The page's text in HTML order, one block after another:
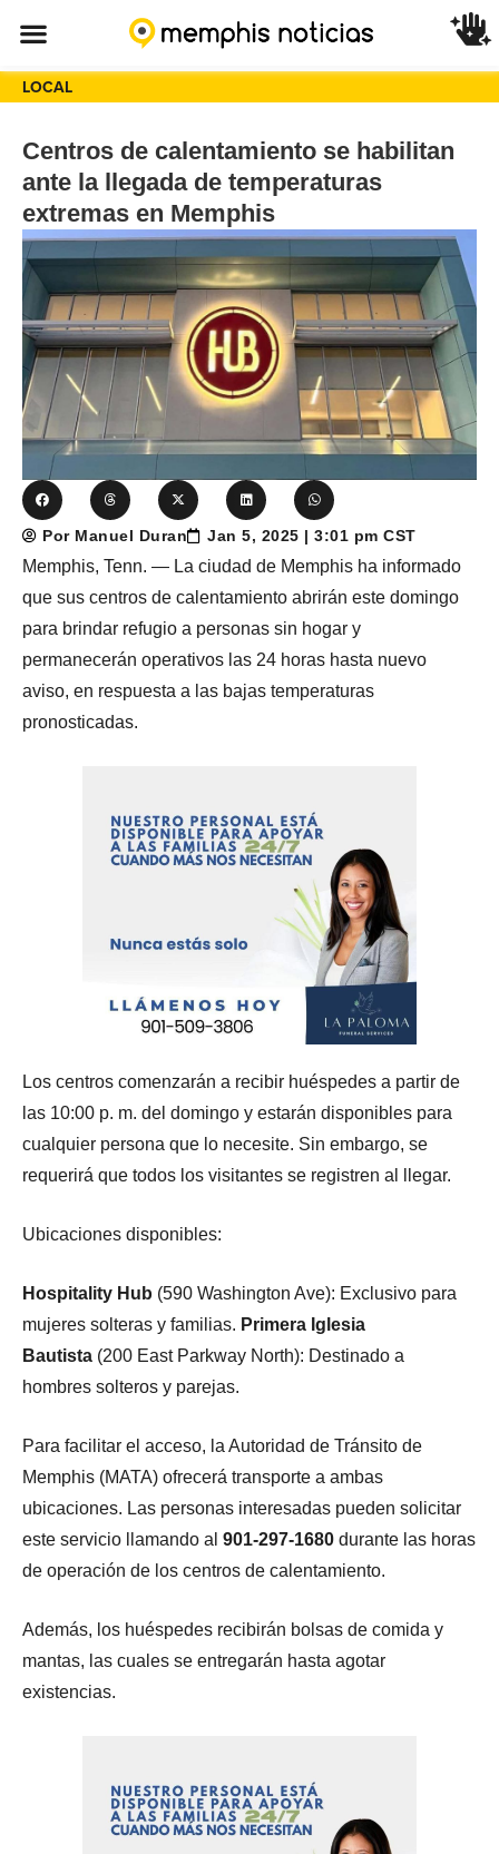
LOCAL
Centros de calentamiento se habilitan
ante la llegada de temperaturas
extremas en Memphis
Por Manuel Duran Jan 5, 2025 | 3:01 pm CST
Memphis, Tenn. — La ciudad de Memphis ha informado
que sus centros de calentamiento abrirán este domingo
para brindar refugio a personas sin hogar y
permanecerán operativos las 24 horas hasta nuevo
aviso, en respuesta a las bajas temperaturas
pronosticadas.
Los centros comenzarán a recibir huéspedes a partir de
las 10:00 p. m. del domingo y estarán disponibles para
cualquier persona que lo necesite. Sin embargo, se
requerirá que todos los visitantes se registren al llegar.
Ubicaciones disponibles:
Hospitality Hub (590 Washington Ave): Exclusivo para
mujeres solteras y familias. Primera Iglesia
Bautista (200 East Parkway North): Destinado a
hombres solteros y parejas.
Para facilitar el acceso, la Autoridad de Tránsito de
Memphis (MATA) ofrecerá transporte a ambas
ubicaciones. Las personas interesadas pueden solicitar
este servicio llamando al 901-297-1680 durante las horas
de operación de los centros de calentamiento.
Además, los huéspedes recibirán bolsas de comida y
mantas, las cuales se entregarán hasta agotar
existencias.